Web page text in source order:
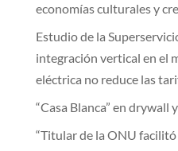
economías culturales y
Estudio de la
integración vertical en el
eléctrica no reduce las
“Casa Blanca” en
“Titular de la ONU